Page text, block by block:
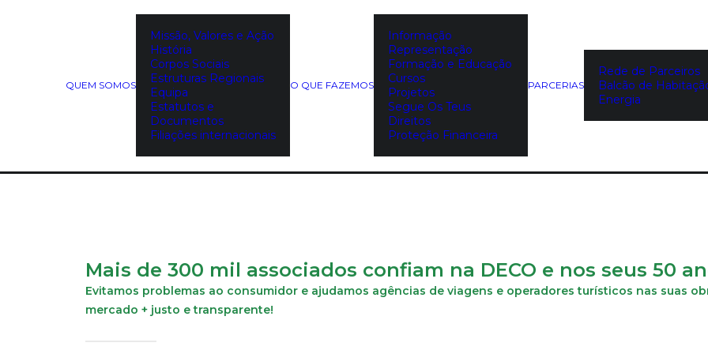
QUEM SOMOS
Missão, Valores e Ação
História
Corpos Sociais
Estruturas Regionais
Equipa
Estatutos e
Documentos
Filiações internacionais
O QUE FAZEMOS
Informação
Representação
Formação e Educação
Cursos
Projetos
Segue Os Teus
Direitos
Proteção Financeira
PARCERIAS
Rede de Parceiros
Balcão de
Energia
Mais de 300 mil associados confiam na DECO e nos seus 50
Evitamos problemas ao consumidor e ajudamos agências de viagens e operadores turísticos nas suas
mercado + justo e transparente!